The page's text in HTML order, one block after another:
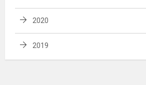
2020
2019